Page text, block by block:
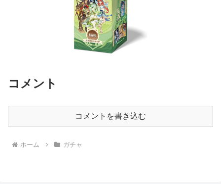
コメント
コメントを書き込む
ホーム ガチャ